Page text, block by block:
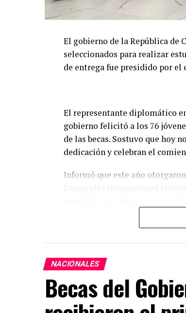
El gobierno de la República de
seleccionados para realizar
de entrega fue presidido por el
El representante diplomático
gobierno felicitó a los 76
de las becas. Sostuvo que hoy
dedicación y celebran el
Informó que este año
becas de Maestría en Ciencias
experiencia que transformará
Cooperación educativa,
Paraguay y Taiwán
NACIONALES
Becas del